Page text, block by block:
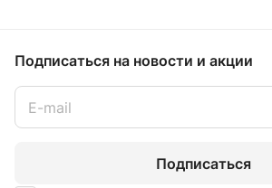
Подписаться на новости и акции
Подписаться